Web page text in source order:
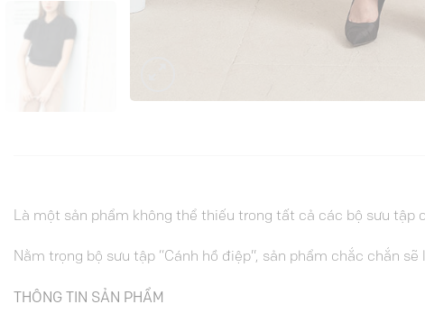
Là một sản phẩm không thể thiếu trong tất cả các bộ sưu tập
Nằm trọng bộ sưu tập “Cánh hồ điệp”, sản phẩm chắc chắn
THÔNG TIN SẢN PHẨM